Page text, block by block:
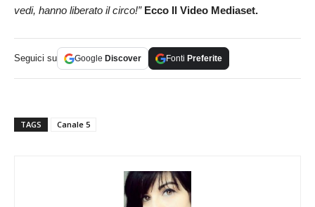
vedi, hanno liberato il circo!” Ecco Il Video Mediaset.
Seguici su Google Discover Fonti Preferite
TAGS Canale 5